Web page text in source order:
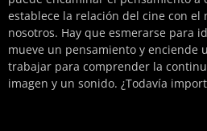
establece la relación del cine con el
nosotros. Hay que esmerarse para
mueve un pensamiento y enciende
trabajar para comprender la
imagen y un sonido. ¿Todavía